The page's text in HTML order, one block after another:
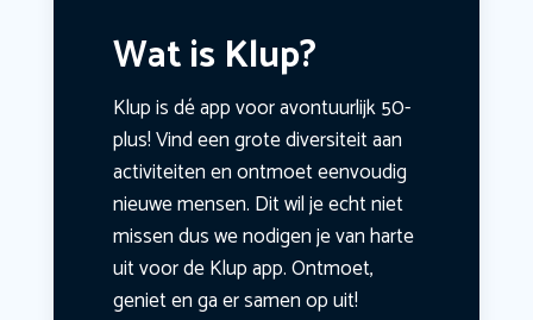
Wat is Klup?
Klup is dé app voor avontuurlijk 50-
plus! Vind een grote diversiteit aan
activiteiten en ontmoet eenvoudig
nieuwe mensen. Dit wil je echt niet
missen dus we nodigen je van harte
uit voor de Klup app. Ontmoet,
geniet en ga er samen op uit!